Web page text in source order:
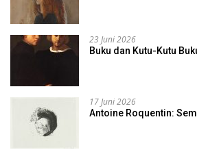
23 Juni 2026
Buku dan Kutu-Kutu
17 Juni 2026
Antoine Roquentin: